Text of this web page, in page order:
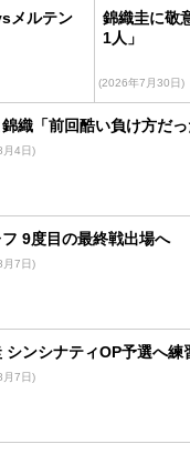
メルテン
錦織圭に敬
1人」
(2026年7月30日)
織「前回酷い負け方だっ
月4日)
フ 9度目の最終戦出場へ
月7日)
シンシナティOP予選へ練
月7日)